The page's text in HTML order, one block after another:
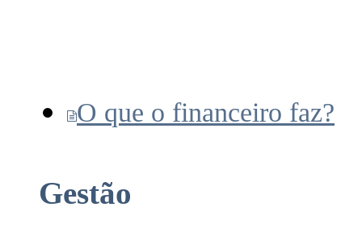
O que o financeiro faz?
Gestão